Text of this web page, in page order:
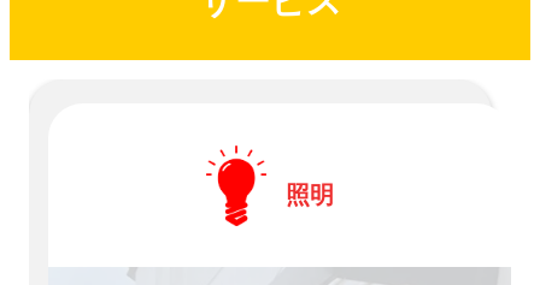
照明